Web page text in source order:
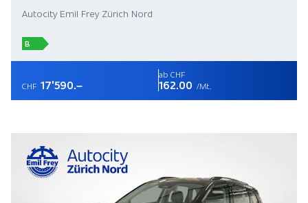
Autocity Emil Frey Zürich Nord
B
CHF 17'590.–
ab CHF
162.00 /Mt.